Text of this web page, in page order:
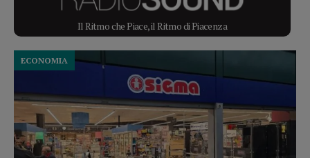
Il Ritmo che Piace, il Ritmo di Piacenza
ECONOMIA